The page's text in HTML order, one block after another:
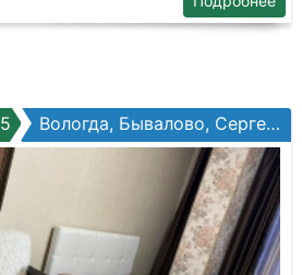
Вологда, Бывалово, Сергея Преминина, №10б